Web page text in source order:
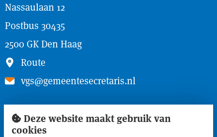
Nassaulaan 12
Postbus 30435
2500 GK Den Haag
Route
vgs@gemeentesecretaris.nl
Snel naar
Inloggen ledengedeelte
Deze website maakt gebruik van
cookies